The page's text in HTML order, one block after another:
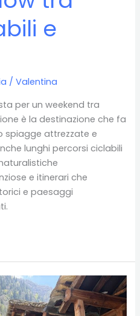
e
/Valentina
per un weekend tra
è la destinazione che fa
spiagge attrezzate e
lunghi percorsi ciclabili
e itinerari che
e paesaggi